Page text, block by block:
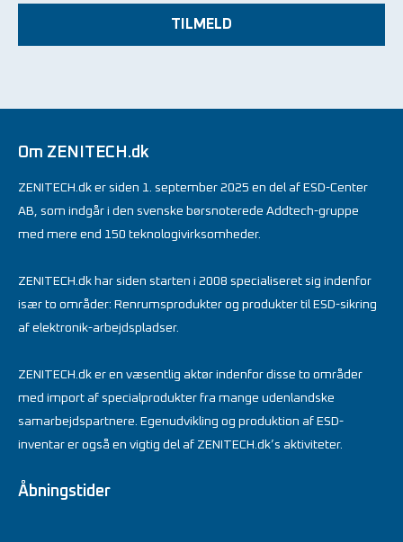
TILMELD
Om ZENITECH.dk
ZENITECH.dk er siden 1. september 2025 en del af ESD-Center
AB, som indgår i den svenske børsnoterede Addtech-gruppe
med mere end 150 teknologivirksomheder.
ZENITECH.dk har siden starten i 2008 specialiseret sig indenfor
især to områder: Renrumsprodukter og produkter til ESD-sikring
af elektronik-arbejdspladser.
ZENITECH.dk er en væsentlig aktør indenfor disse to områder
med import af specialprodukter fra mange udenlandske
samarbejdspartnere. Egenudvikling og produktion af ESD-
inventar er også en vigtig del af ZENITECH.dk’s aktiviteter.
Åbningstider